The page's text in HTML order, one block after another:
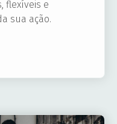
flexíveis e
sua ação.